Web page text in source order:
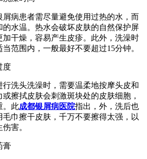
屑病患者需尽量避免使用过热的水，而
的水温。热水会破坏皮肤的自然保护屏
加干燥，容易产生皮疹。此外，洗澡时
范围内，一般最好不要超过15分钟。
度
行洗头洗澡时，需要温柔地按摩头皮和
擦拭皮肤会刺激斑块处的皮肤细胞，
。此成都银屑病医院指出，外，洗后也
毛巾擦干皮肤，千万不要擦得太强，以
害。
膏